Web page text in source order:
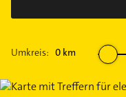
Umkreis: 0 km